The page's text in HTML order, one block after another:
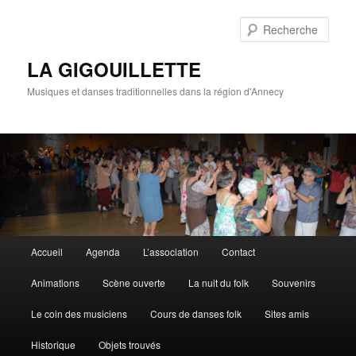
LA GIGOUILLETTE
Musiques et danses traditionnelles dans la région d'Annecy
Aller au contenu principal
Aller au contenu secondaire
Accueil Agenda L’association Contact
Animations Scène ouverte La nuit du folk Souvenirs
Le coin des musiciens Cours de danses folk Sites amis
Historique Objets trouvés